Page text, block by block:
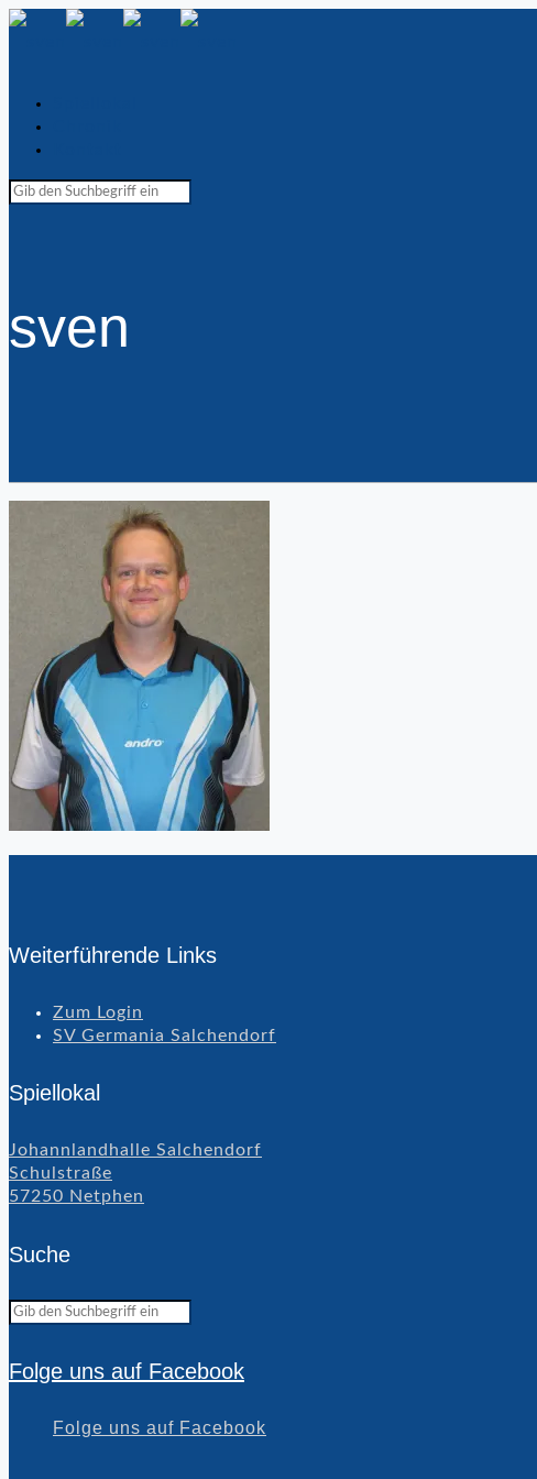
sven
Weiterführende Links
Zum Login
SV Germania Salchendorf
Spiellokal
Johannlandhalle Salchendorf
Schulstraße
57250 Netphen
Suche
Folge uns auf Facebook
Folge uns auf Facebook